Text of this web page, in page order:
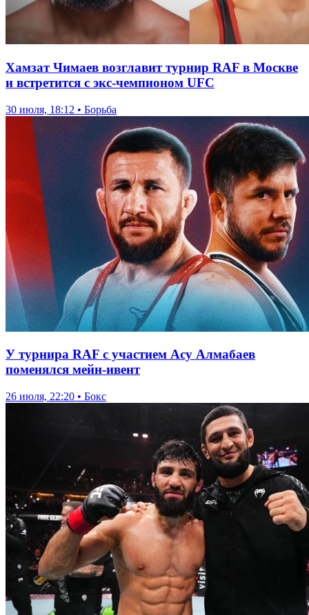
Хамзат Чимаев возглавит турнир RAF в Москве
и встретится с экс-чемпионом UFC
30 июля, 18:12 • Борьба
У турнира RAF с участием Асу Алмабаев
поменялся мейн-ивент
26 июля, 22:20 • Бокс